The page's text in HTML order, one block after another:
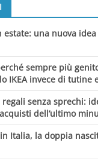
estate: una nuova
sempre più
IKEA invece di tutine
regali senza sprechi:
dell’ultimo
Italia, la doppia